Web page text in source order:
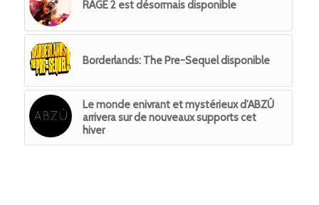
RAGE 2 est désormais disponible
Borderlands: The Pre-Sequel disponible
Le monde enivrant et mystérieux d’ABZÛ
arrivera sur de nouveaux supports cet
hiver